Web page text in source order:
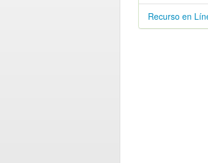
Recurso en